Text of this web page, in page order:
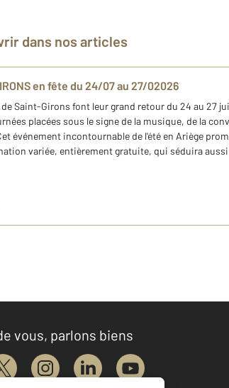
dans nos articles
en fête du 24/07 au 27/02026
de Saint-Girons font leur grand retour du 24 au 27
placées sous le signe de la musique, de la
événement incontournable de l'été en Ariège
variée, entièrement gratuite, qui séduira
vous, parlons biens